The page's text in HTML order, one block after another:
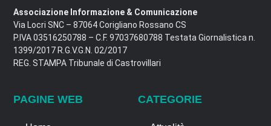
Associazione Informazione & Comunicazione
Via Locri SNC – 87064 Corigliano Rossano CS
P.IVA 03516250788 – C.F. 97037680788 Testata Giornalistica n.
1399/2017 R.G.V.G.N. 02/2017
REG. STAMPA Tribunale di Castrovillari
PAGINE WEB CATEGORIE